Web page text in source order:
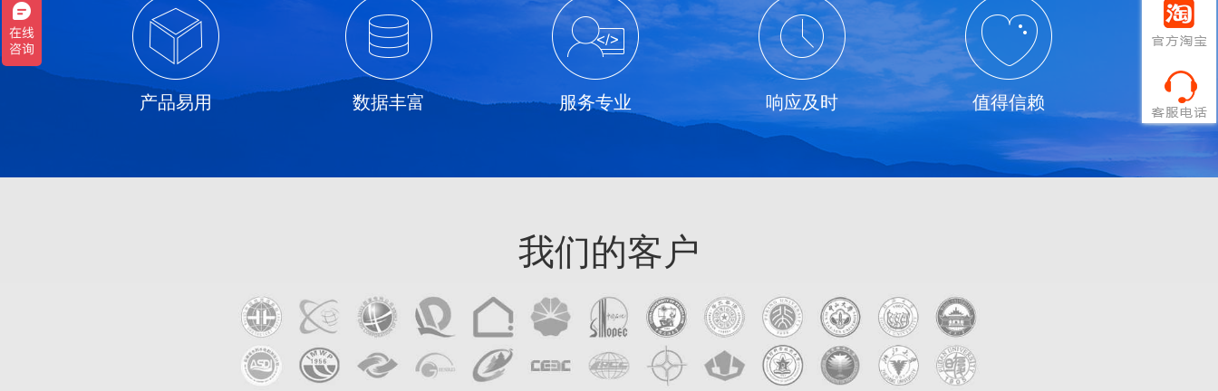
产品易用 数据丰富 服务专业 响应及时 值得信赖
我们的客户